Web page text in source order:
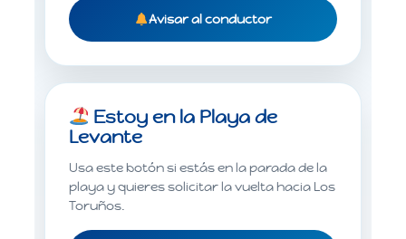
Avisar al conductor
Estoy en la Playa de
Levante
Usa este botón si estás en la parada de la
playa y quieres solicitar la vuelta hacia Los
Toruños.